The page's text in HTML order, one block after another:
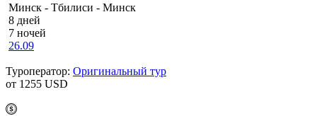
Минск - Тбилиси - Минск
8 дней
7 ночей
26.09
Туроператор: Оригинальный тур
от 1255 USD